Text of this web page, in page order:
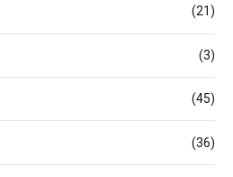
(21)
(3)
(45)
(36)